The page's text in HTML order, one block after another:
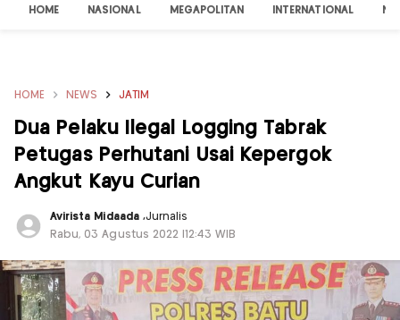
HOME NASIONAL MEGAPOLITAN INTERNATIONAL
HOME NEWS JATIM
Dua Pelaku Ilegal Logging Tabrak
Petugas Perhutani Usai Kepergok
Angkut Kayu Curian
Avirista Midaada ,Jurnalis
Rabu, 03 Agustus 2022 |12:43 WIB